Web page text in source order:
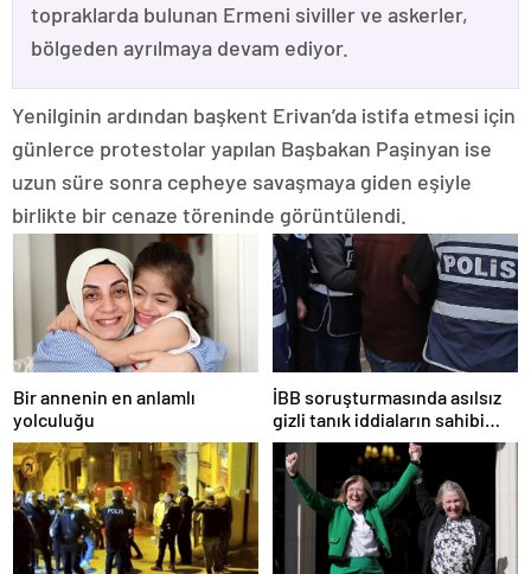
topraklarda bulunan Ermeni siviller ve askerler,
bölgeden ayrılmaya devam ediyor.
Yenilginin ardından başkent Erivan’da istifa etmesi için
günlerce protestolar yapılan Başbakan Paşinyan ise
uzun süre sonra cepheye savaşmaya giden eşiyle
birlikte bir cenaze töreninde görüntülendi.
Bir annenin en anlamlı
yolculuğu
İBB soruşturmasında asılsız
gizli tanık iddiaların sahibi
tutuklandı